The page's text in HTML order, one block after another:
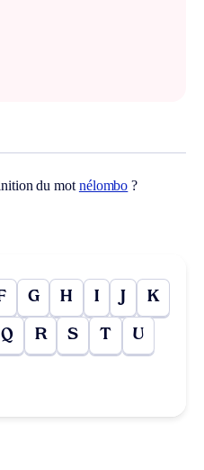
du mot nélombo ?
G H I J K
Q R S T U